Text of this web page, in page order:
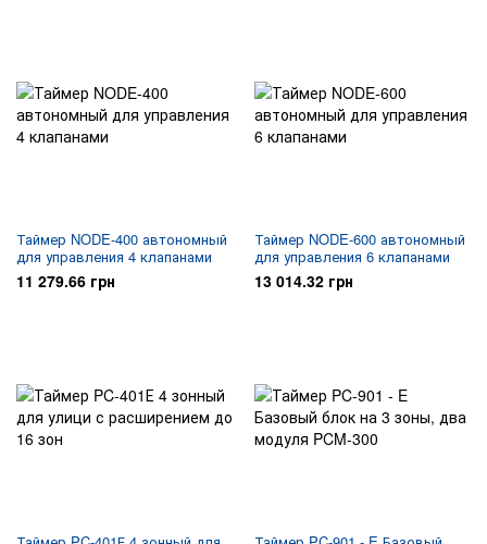
Таймер NODE-400 автономный
для управления 4 клапанами
11 279.66 грн
Таймер NODE-600 автономный
для управления 6 клапанами
13 014.32 грн